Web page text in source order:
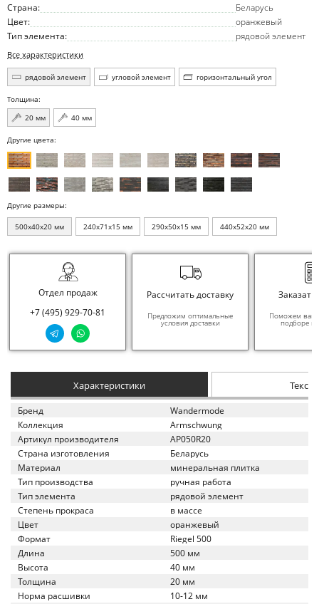
Страна:
Беларусь
Цвет:
оранжевый
Тип элемента:
рядовой элемент
Все характеристики
рядовой элемент угловой элемент горизонтальный угол
Толщина:
20 мм
40 мм
Другие цвета:
Другие размеры:
500x40x20 мм 240x71x15 мм 290x50x15 мм 440x52x20 мм
Отдел продаж
+7 (495) 929-70-81
Рассчитать доставку
Предложим оптимальные
условия доставки
Заказать
Поможем вам
подборе
Характеристики
Бренд
Wandermode
Коллекция
Armschwung
Артикул производителя
AP050R20
Страна изготовления
Беларусь
Материал
минеральная плитка
Тип производства
ручная работа
Тип элемента
рядовой элемент
Степень прокраса
в массе
Цвет
оранжевый
Формат
Riegel 500
Длина
500 мм
Высота
40 мм
Толщина
20 мм
Норма расшивки
10-12 мм